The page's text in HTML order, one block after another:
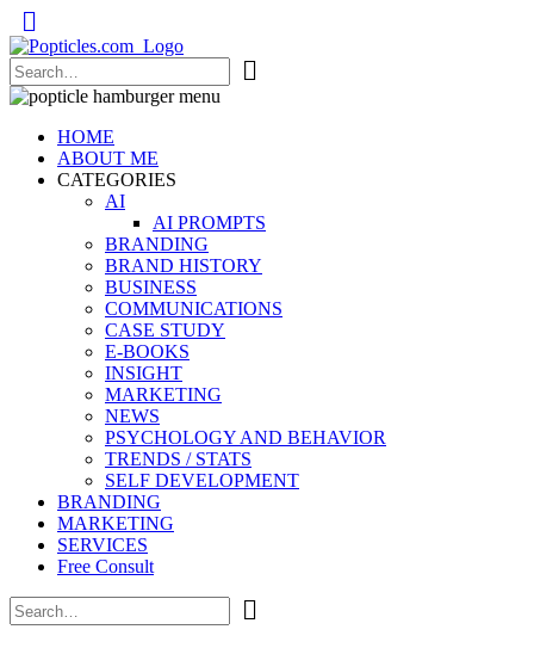
Popticles.com
HOME
ABOUT ME
CATEGORIES
AI
AI PROMPTS
BRANDING
BRAND HISTORY
BUSINESS
COMMUNICATIONS
CASE STUDY
E-BOOKS
INSIGHT
MARKETING
NEWS
PSYCHOLOGY AND BEHAVIOR
TRENDS / STATS
SELF DEVELOPMENT
BRANDING
MARKETING
SERVICES
Free Consult